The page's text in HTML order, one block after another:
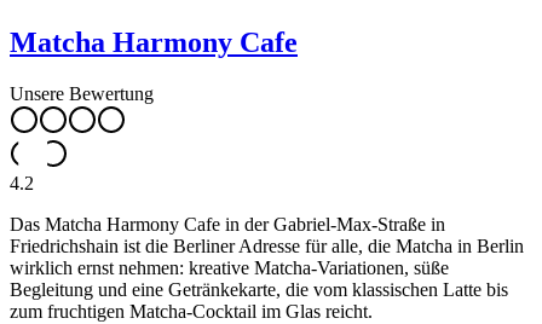
Matcha Harmony Cafe
Unsere Bewertung
4.2
Das Matcha Harmony Cafe in der Gabriel-Max-Straße in
Friedrichshain ist die Berliner Adresse für alle, die Matcha in Berlin
wirklich ernst nehmen: kreative Matcha-Variationen, süße
Begleitung und eine Getränkekarte, die vom klassischen Latte bis
zum fruchtigen Matcha-Cocktail im Glas reicht.